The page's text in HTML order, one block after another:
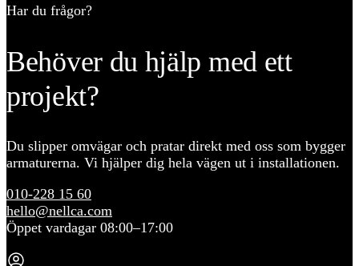
Har du frågor?
Behöver du hjälp med ett
projekt?
Du slipper omvägar och pratar direkt med oss som bygger
armaturerna. Vi hjälper dig hela vägen ut i installationen.
010-228 15 60
hello@nellca.com
Öppet vardagar 08:00–17:00